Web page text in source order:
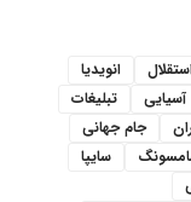
انویدیا
تبلیغات
جام جهانی
سایپا